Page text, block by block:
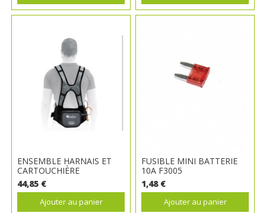
ENSEMBLE HARNAIS ET
CARTOUCHIÈRE
44,85 €
Ajouter au panier
FUSIBLE MINI BATTERIE
10A F3005
1,48 €
Ajouter au panier